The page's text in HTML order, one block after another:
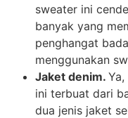
sweater ini
banyak yang
penghangat
menggunakan
Jaket denim.
ini terbuat dari
dua jenis jaket